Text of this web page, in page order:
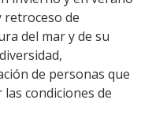
retroceso de
del mar y de su
de personas que
condiciones de